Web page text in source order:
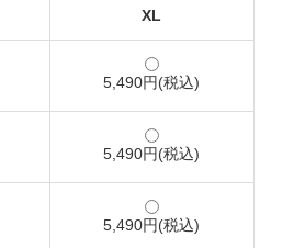
XL
5,490円(税込)
5,490円(税込)
5,490円(税込)